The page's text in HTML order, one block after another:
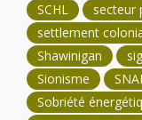
SCHL
secteur
settlement
Shawinigan
Sionisme
Sobriété